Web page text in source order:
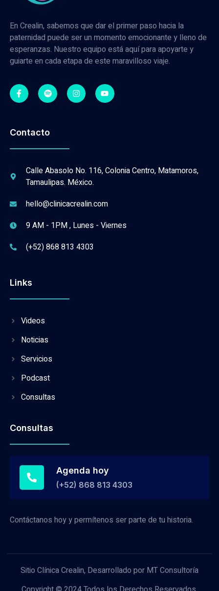
En Crealin, sabemos que dar el primer paso hacia la
paternidad puede ser un momento emocionante y lleno de
esperanzas. Nuestro equipo está aquí para apoyarte y
guiarte en cada etapa de este maravilloso viaje.
Contacto
Calle Abasolo No. 116, Colonia Centro, Matamoros,
Tamaulipas. México.
hello@clinicacrealin.com
9 AM - 1PM , Lunes - Viernes
(+52) 868 813 4303
Links
Videos
Noticias
Servicios
Podcast
Consultas
Consultas
Agenda hoy
(+52) 868 813 4303
Contáctanos hoy y permítenos ser parte de tu historia.
Sitio Clínica Crealin, Desarrollado por MT Consultoría